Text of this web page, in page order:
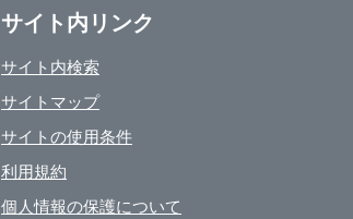
サイト内リンク
サイト内検索
サイトマップ
サイトの使用条件
利用規約
個人情報の保護について